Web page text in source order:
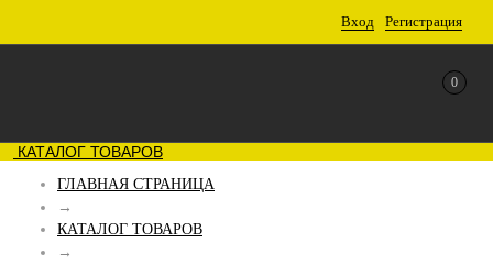
Вход Регистрация
0
КАТАЛОГ ТОВАРОВ
ГЛАВНАЯ СТРАНИЦА
→
КАТАЛОГ ТОВАРОВ
→